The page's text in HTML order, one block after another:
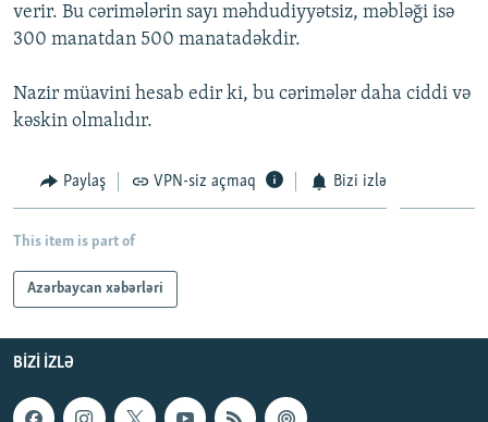
verir. Bu cərimələrin sayı məhdudiyyətsiz, məbləği isə
300 manatdan 500 manatadəkdir.
Nazir müavini hesab edir ki, bu cərimələr daha ciddi və
kəskin olmalıdır.
Paylaş VPN-siz açmaq Bizi izlə
This item is part of
Azərbaycan xəbərləri
BIZI IZLƏ